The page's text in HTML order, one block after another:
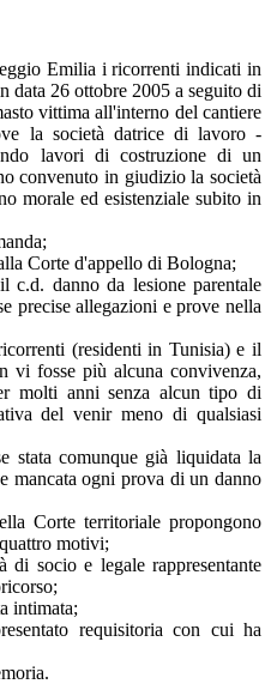
Emilia i ricorrenti indicati in
data 26 ottobre 2005 a seguito di
vittima all'interno del cantiere
la società datrice di lavoro -
lavori di costruzione di un
convenuto in giudizio la società
morale ed esistenziale subito in
Corte d'appello di Bologna;
c.d. danno da lesione parentale
precise allegazioni e prove nella
(residenti in Tunisia) e il
vi fosse più alcuna convivenza,
molti anni senza alcun tipo di
del venir meno di qualsiasi
stata comunque già liquidata la
mancata ogni prova di un danno
Corte territoriale propongono
motivi;
socio e legale rappresentante
intimata;
requisitoria con cui ha